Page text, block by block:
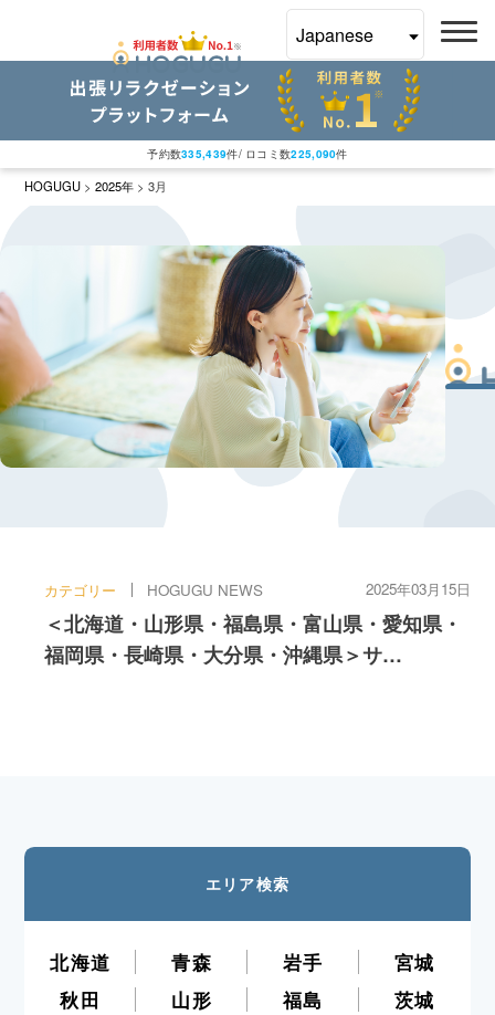
予約数335,439件/ ロコミ数225,090件
HOGUGU >2025年 >3月
カテゴリー HOGUGU NEWS 2025年03月15日
＜北海道・山形県・福島県・富山県・愛知県・
福岡県・長崎県・大分県・沖縄県＞サ…
エリア検索
北海道 青森 岩手
宮城
秋田
山形 福島
茨城